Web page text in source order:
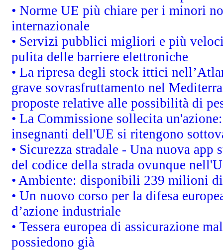
• Norme UE più chiare per i minori
internazionale
• Servizi pubblici migliori e più
pulita delle barriere elettroniche
• La ripresa degli stock ittici
grave sovrasfruttamento nel
proposte relative alle possibilità di
• La Commissione sollecita
insegnanti dell'UE si ritengono
• Sicurezza stradale - Una nuova
del codice della strada ovunque
• Ambiente: disponibili 239 milioni
• Un nuovo corso per la difesa
d’azione industriale
• Tessera europea di assicurazione
possiedono già